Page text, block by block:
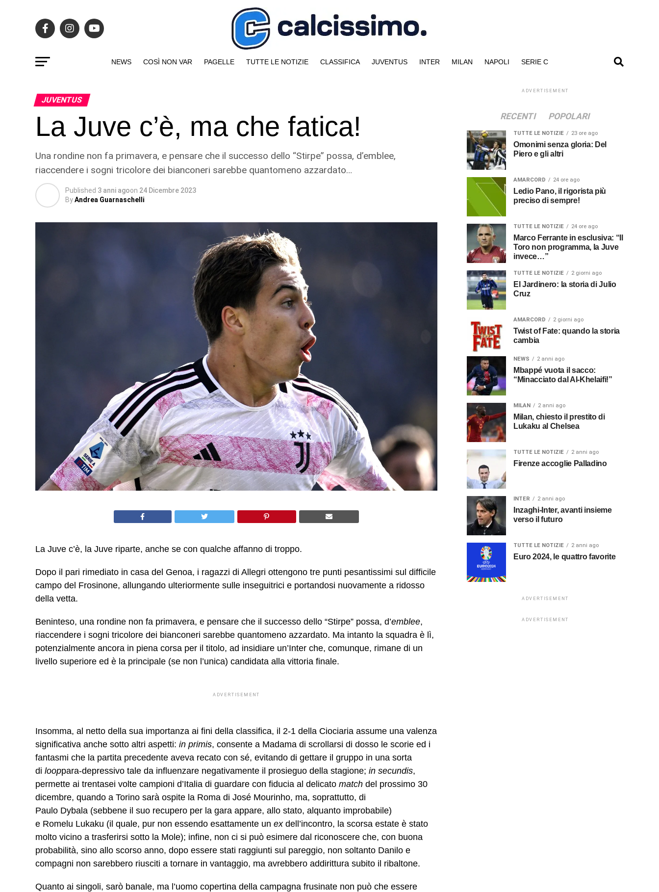
NEWS COSÌ NON VAR PAGELLE TUTTE LE NOTIZIE CLASSIFICA JUVENTUS INTER MILAN NAPOLI SERIE C
JUVENTUS
La Juve c’è, ma che fatica!
Una rondine non fa primavera, e pensare che il successo dello “Stirpe” possa, d’emblee,
riaccendere i sogni tricolore dei bianconeri sarebbe quantomeno azzardato…
Published 3 anni agoon 24 Dicembre 2023
ByAndrea Guarnaschelli
La Juve c’è, la Juve riparte, anche se con qualche affanno di troppo.
Dopo il pari rimediato in casa del Genoa, i ragazzi di Allegri ottengono tre punti pesantissimi sul difficile
campo del Frosinone, allungando ulteriormente sulle inseguitrici e portandosi nuovamente a ridosso
della vetta.
Beninteso, una rondine non fa primavera, e pensare che il successo dello “Stirpe” possa, d’emblee,
riaccendere i sogni tricolore dei bianconeri sarebbe quantomeno azzardato. Ma intanto la squadra è lì,
potenzialmente ancora in piena corsa per il titolo, ad insidiare un’Inter che, comunque, rimane di un
livello superiore ed è la principale (se non l’unica) candidata alla vittoria finale.
ADVERTISEMENT
Insomma, al netto della sua importanza ai fini della classifica, il 2-1 della Ciociaria assume una valenza
significativa anche sotto altri aspetti: in primis, consente a Madama di scrollarsi di dosso le scorie ed i
fantasmi che la partita precedente aveva recato con sé, evitando di gettare il gruppo in una sorta
di looppara-depressivo tale da influenzare negativamente il prosieguo della stagione; in secundis,
permette ai trentasei volte campioni d’Italia di guardare con fiducia al delicato match del prossimo 30
dicembre, quando a Torino sarà ospite la Roma di José Mourinho, ma, soprattutto, di
Paulo Dybala (sebbene il suo recupero per la gara appare, allo stato, alquanto improbabile)
e Romelu Lukaku (il quale, pur non essendo esattamente un exdell’incontro, la scorsa estate è stato
molto vicino a trasferirsi sotto la Mole); infine, non ci si può esimere dal riconoscere che, con buona
probabilità, sino allo scorso anno, dopo essere stati raggiunti sul pareggio, non soltanto Danilo e
compagni non sarebbero riusciti a tornare in vantaggio, ma avrebbero addirittura subito il ribaltone.
Quanto ai singoli, sarò banale, ma l’uomo copertina della campagna frusinate non può che essere
ADVERTISEMENT
RECENTI POPOLARI
TUTTE LE NOTIZIE 23 ore ago
Omonimi senza gloria: Del
Piero e gli altri
AMARCORD 24 ore ago
Ledio Pano, il rigorista più
preciso di sempre!
TUTTE LE NOTIZIE 24 ore ago
Marco Ferrante in esclusiva: “Il
Toro non programma, la Juve
invece…”
TUTTE LE NOTIZIE 2 giorni ago
El Jardinero: la storia di Julio
Cruz
AMARCORD 2 giorni ago
Twist of Fate: quando la storia
cambia
NEWS 2 anni ago
Mbappé vuota il sacco:
“Minacciato dal Al-Khelaifi!”
MILAN 2 anni ago
Milan, chiesto il prestito di
Lukaku al Chelsea
TUTTE LE NOTIZIE 2 anni ago
Firenze accoglie Palladino
INTER 2 anni ago
Inzaghi-Inter, avanti insieme
verso il futuro
TUTTE LE NOTIZIE 2 anni ago
Euro 2024, le quattro favorite
ADVERTISEMENT
ADVERTISEMENT